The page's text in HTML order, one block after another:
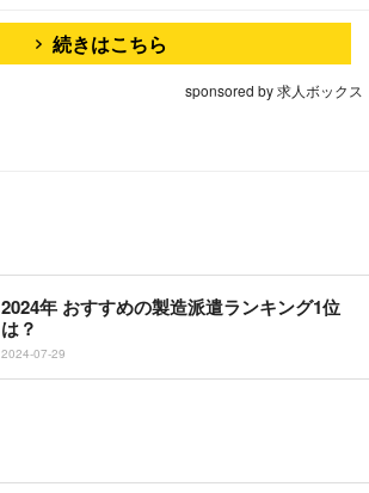
続きはこちら
sponsored by 求人ボックス
2024年 おすすめの製造派遣ランキング1位
は？
2024-07-29